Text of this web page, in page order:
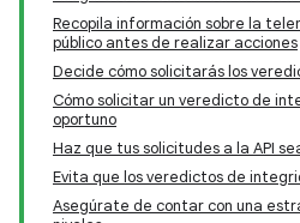
Recopila información sobre la
público antes de realizar acciones
Decide cómo solicitarás los
Cómo solicitar un veredicto de
oportuno
Haz que tus solicitudes a la API
Evita que los veredictos de
Asegúrate de contar con una